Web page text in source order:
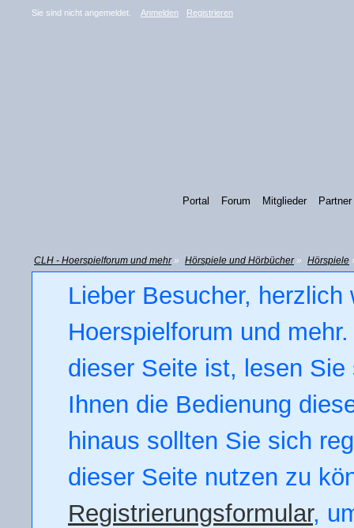
Sie sind nicht angemeldet. Anmelden Registrieren
Portal Forum Mitglieder Partner
CLH - Hoerspielforum und mehr» Hörspiele und Hörbücher» Hörspiele
Lieber Besucher,
Hoerspielforum und
dieser Seite ist, lesen
Ihnen die Bedienung
hinaus sollten Sie sich
dieser Seite nutzen zu
Registrierungsformular,